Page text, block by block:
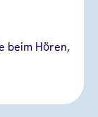
beim Hören,